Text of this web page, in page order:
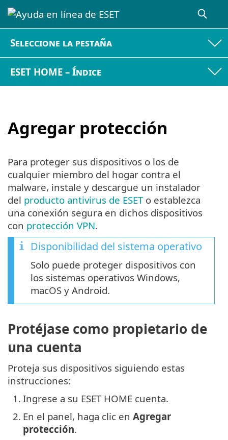
Seleccione la pestaña
ESET HOME – Índice
Agregar protección
Para proteger sus dispositivos o los de
cualquier miembro del hogar contra el
malware, instale y descargue un instalador
del producto antivirus de ESETo establezca
una conexión segura en dichos dispositivos
con protección VPN.
Disponibilidad del sistema operativo
Solo puede proteger dispositivos con
los sistemas operativos Windows,
macOS y Android.
Protéjase como propietario de
una cuenta
Proteja sus dispositivos siguiendo estas
instrucciones:
1. Ingrese a su ESET HOME cuenta.
2. En el panel, haga clic en Agregar
protección.